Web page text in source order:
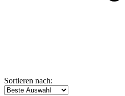
Sortieren nach: